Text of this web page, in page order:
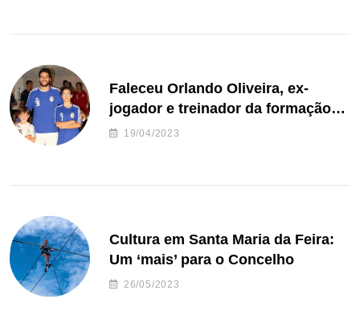
Faleceu Orlando Oliveira, ex-
jogador e treinador da formação
de andebol do Feirense
19/04/2023
Cultura em Santa Maria da Feira:
Um ‘mais’ para o Concelho
26/05/2023